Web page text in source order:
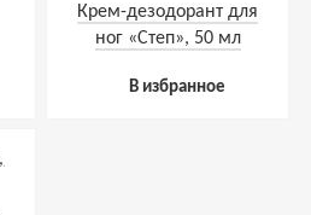
Крем-дезодорант для
ног «Степ», 50 мл
В избранное